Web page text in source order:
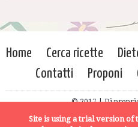
Home Cerca ricette
Contatti
Proponi
© 2017 | Di
Site is using a trial version of